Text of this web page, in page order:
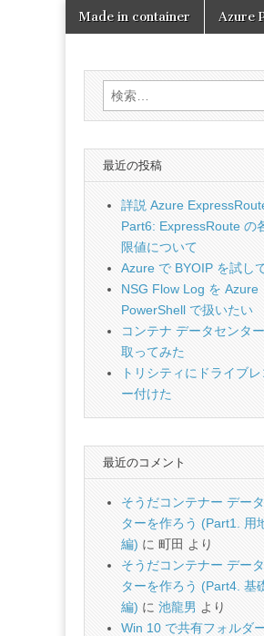
Made
Main
menu
Skip
Made in container Azure
検
索:
最近の投稿
詳説 Azure
Part6: ExpressRoute の
限値について
Azure で BYOIP を試し
NSG Flow Log を Azure
PowerShell で扱いたい
コンテナ データセンタ
取ってみた
トリシティにドライブ
ー付けた
最近のコメント
そうだコンテナー デー
ターを作ろう (Part1. 用
編) に 町田 より
そうだコンテナー デー
ターを作ろう (Part4. 基
編) に 池龍男 より
Win 10 で共有フォルダ